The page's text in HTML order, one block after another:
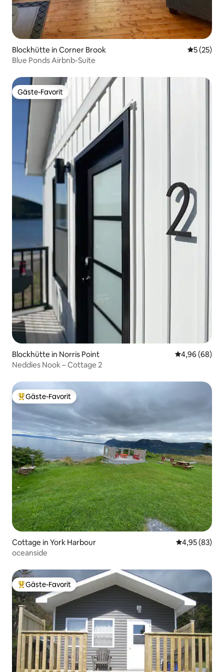
Blockhütte in Corner Brook
5 (25)
Blue Ponds Airbnb-Suite
Gäste-Favorit
Gäste-Favorit
Blockhütte in Norris Point
4,96 (68)
Neddies Nook – Cottage 2
Beliebter Gäste-Favorit.
Gäste-Favorit
Cottage in York Harbour
4,95 (83)
oceanside
Beliebter Gäste-Favorit.
Gäste-Favorit